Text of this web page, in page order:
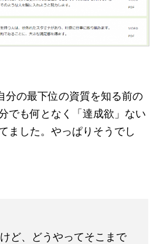
分の最下位の資質を知る前の
でも何となく「達成欲」ない
ました。やっぱりそうでし
ど、どうやってそこまで